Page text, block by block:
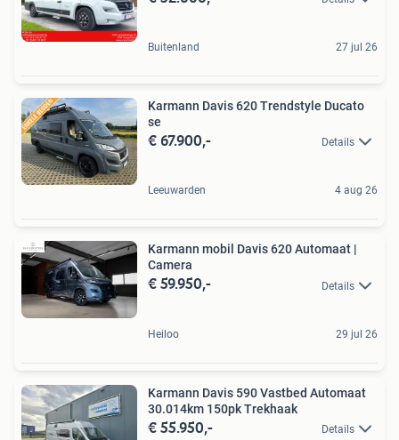
Buitenland 27 jul 26
Karmann Davis 620 Trendstyle Ducato
se
€ 67.900,- Details
Leeuwarden 4 aug 26
Karmann mobil Davis 620 Automaat |
Camera
€ 59.950,- Details
Heiloo 29 jul 26
Karmann Davis 590 Vastbed Automaat
30.014km 150pk Trekhaak
€ 55.950,- Details